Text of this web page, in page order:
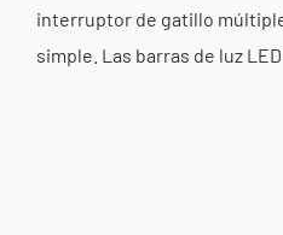
interruptor de gatillo
simple. Las barras de luz